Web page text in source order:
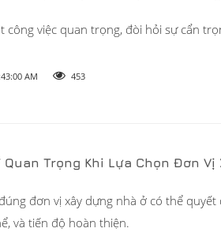
công việc quan trọng, đòi hỏi sự cẩn
AM 453
Quan Trọng Khi Lựa Chọn Đơn Vị
đơn vị xây dựng nhà ở có thể
và tiến độ hoàn thiện.